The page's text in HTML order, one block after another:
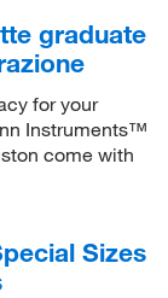
graduate
for your
Instruments™
come with
Sizes